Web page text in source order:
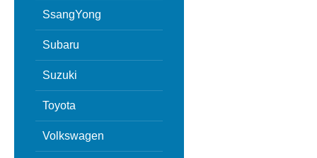
SsangYong
Subaru
Suzuki
Toyota
Volkswagen